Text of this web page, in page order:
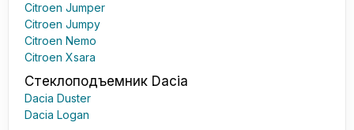
Citroen Jumper
Citroen Jumpy
Citroen Nemo
Citroen Xsara
Стеклоподъемник Dacia
Dacia Duster
Dacia Logan